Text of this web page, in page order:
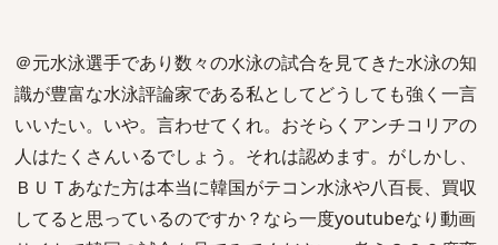
＠元水泳選手であり数々の水泳の試合を見てきた水泳の知
識が豊富な水泳評論家である私としてどうしても強く一言
いいたい。いや。言わせてくれ。おそらくアンチコリアの
人はたくさんいるでしょう。それは認めます。がしかし、
ＢＵＴあなた方は本当に韓国がテコン水泳や八百長、買収
してると思っているのですか？なら一度youtubeなり動画